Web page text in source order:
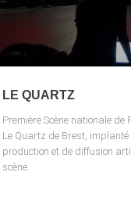
LE QUARTZ
Première Scène nationale
Le Quartz de Brest,
production et de diffusion
scène.